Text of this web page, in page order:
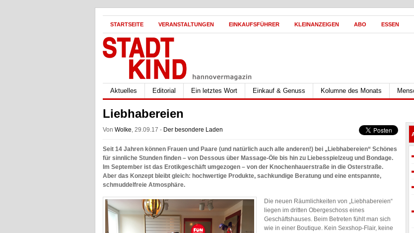
STARTSEITE VERANSTALTUNGEN EINKAUFSFÜHRER KLEINANZEIGEN ABO ESSEN
Aktuelles Editorial Ein letztes Wort Einkauf & Genuss Kolumne des Monats
Liebhabereien
Von Wolke, 29.09.17 - Der besondere Laden
Seit 14 Jahren können Frauen und Paare (und natürlich auch alle anderen!) bei „Liebhabereien“ Schönes
für sinnliche Stunden finden – von Dessous über Massage-Öle bis hin zu Liebesspielzeug und Bondage.
Im September ist das Erotikgeschäft umgezogen – von der Knochenhauerstraße in die Osterstraße.
Aber das Konzept bleibt gleich: hochwertige Produkte, sachkundige Beratung und eine entspannte,
schmuddelfreie Atmosphäre.
Die neuen Räumlichkeiten von „Liebhabereien“
liegen im dritten Obergeschoss eines
Geschäftshauses. Beim Betreten fühlt man sich
wie in einer Boutique. Kein Sexshop-Flair, keine